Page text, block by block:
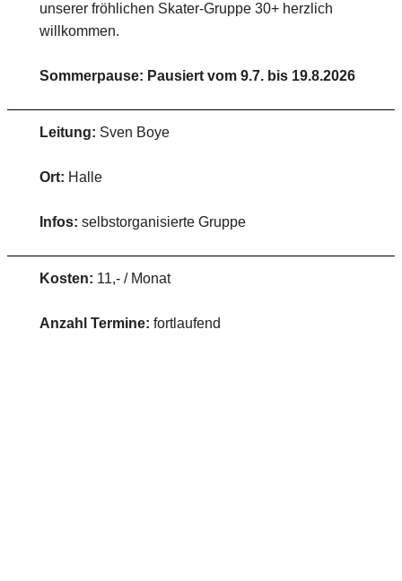
unserer fröhlichen Skater-Gruppe 30+ herzlich
willkommen.
Sommerpause: Pausiert vom 9.7. bis 19.8.2026
Leitung: Sven Boye
Ort: Halle
Infos: selbstorganisierte Gruppe
Kosten: 11,- / Monat
Anzahl Termine: fortlaufend